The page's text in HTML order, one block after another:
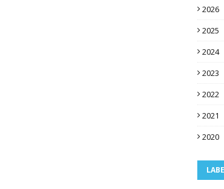
2026
2025
2024
2023
2022
2021
2020